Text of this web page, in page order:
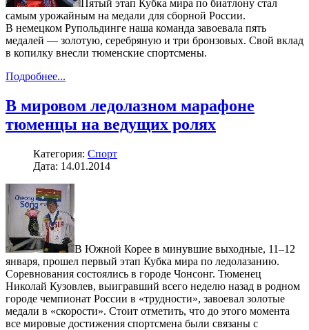
Пятый этап Кубка мира по биатлону стал
самым урожайным на медали для сборной России.
В немецком Рупольдинге наша команда завоевала пять
медалей — золотую, серебряную и три бронзовых. Свой вклад
в копилку внесли тюменские спортсмены.
Подробнее...
В мировом ледолазном марафоне
тюменцы на ведущих ролях
Категория: Спорт
Дата: 14.01.2014
В Южной Корее в минувшие выходные, 11–12
января, прошел первый этап Кубка мира по ледолазанию.
Соревнования состоялись в городе Чонсонг. Тюменец
Николай Кузовлев, выигравший всего неделю назад в родном
городе чемпионат России в «трудности», завоевал золотые
медали в «скорости». Стоит отметить, что до этого момента
все мировые достижения спортсмена были связаны с